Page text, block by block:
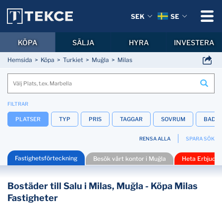
Hemsida Köpa Turkiet Muğla Milas
FILTRAR
PLATSER TYP PRIS TAGGAR SOVRUM
RENSA ALLA SPARA SÖK
Fastighetsförteckning Besök vårt kontor i Muğla Heta
Bostäder till Salu i Milas, Muğla - Köpa Milas
Fastigheter
SEK SE
KÖPA SÄLJA HYRA INVESTERA